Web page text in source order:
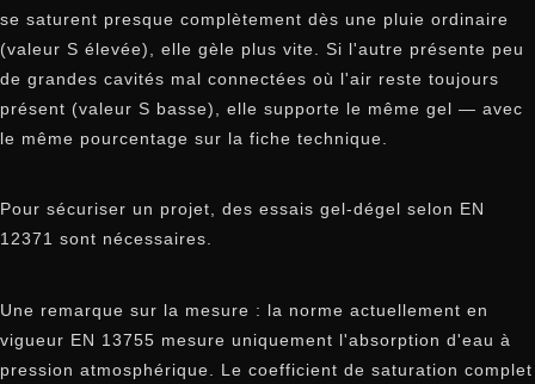
se saturent presque complètement dès une pluie ordinaire
(valeur S élevée), elle gèle plus vite. Si l'autre présente peu
de grandes cavités mal connectées où l'air reste toujours
présent (valeur S basse), elle supporte le même gel — avec
le même pourcentage sur la fiche technique.
Pour sécuriser un projet, des essais gel-dégel selon EN
12371 sont nécessaires.
Une remarque sur la mesure : la norme actuellement en
vigueur EN 13755 mesure uniquement l'absorption d'eau à
pression atmosphérique. Le coefficient de saturation complet